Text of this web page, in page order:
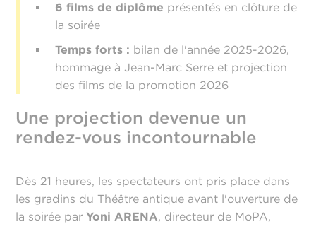
6 films de diplôme présentés en clôture de
la soirée
Temps forts : bilan de l'année 2025-2026,
hommage à Jean-Marc Serre et projection
des films de la promotion 2026
Une projection devenue un
rendez-vous incontournable
Dès 21 heures, les spectateurs ont pris place dans
les gradins du Théâtre antique avant l'ouverture de
la soirée parYoni ARENA, directeur de MoPA,